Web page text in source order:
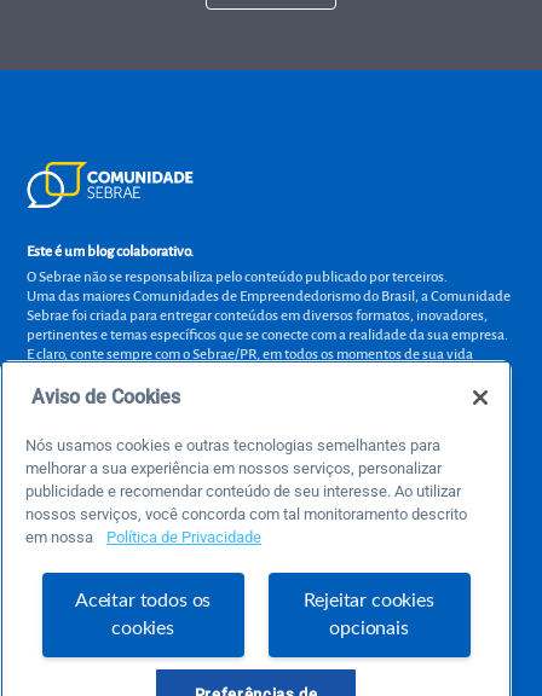
Este é um blog colaborativo.
O Sebrae não se responsabiliza pelo conteúdo publicado por terceiros.
Uma das maiores Comunidades de Empreendedorismo do Brasil, a Comunidade
Sebrae foi criada para entregar conteúdos em diversos formatos, inovadores,
pertinentes e temas específicos que se conecte com a realidade da sua empresa.
E claro, conte sempre com o Sebrae/PR, em todos os momentos de sua vida
atendimentosebraepr@pr.sebrae.com.br
Central de Relacionamento 0800 570 0800
Sobre o Sebrae
Aviso de Cookies
Nós usamos cookies e outras tecnologias semelhantes para
melhorar a sua experiência em nossos serviços, personalizar
publicidade e recomendar conteúdo de seu interesse. Ao utilizar
nossos serviços, você concorda com tal monitoramento descrito
em nossa
Política de Privacidade
Aceitar todos os
cookies
Rejeitar cookies
opcionais